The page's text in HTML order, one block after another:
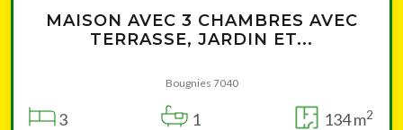
MAISON AVEC 3 CHAMBRES AVEC
TERRASSE, JARDIN ET...
Bougnies 7040
3 1 134 m2